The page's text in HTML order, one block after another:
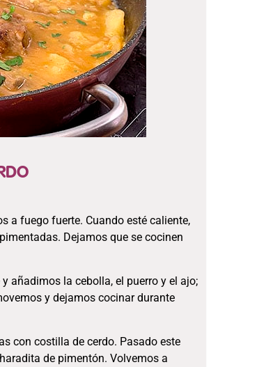
a fuego fuerte. Cuando esté caliente,
Dejamos que se cocinen
añadimos la cebolla, el puerro y el ajo;
y dejamos cocinar durante
con costilla de cerdo. Pasado este
de pimentón. Volvemos a